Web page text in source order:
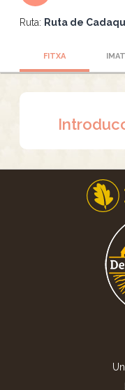
Ruta: Ruta de
FITXA